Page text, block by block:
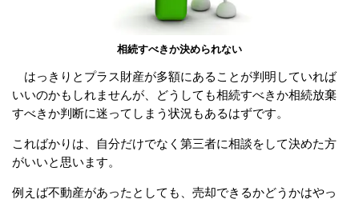
相続すべきか決められない
はっきりとプラス財産が多額にあることが判明していれば
いいのかもしれませんが、どうしても相続すべきか相続放棄
すべきか判断に迷ってしまう状況もあるはずです。
こればかりは、自分だけでなく第三者に相談をして決めた方
がいいと思います。
例えば不動産があったとしても、売却できるかどうかはやっ